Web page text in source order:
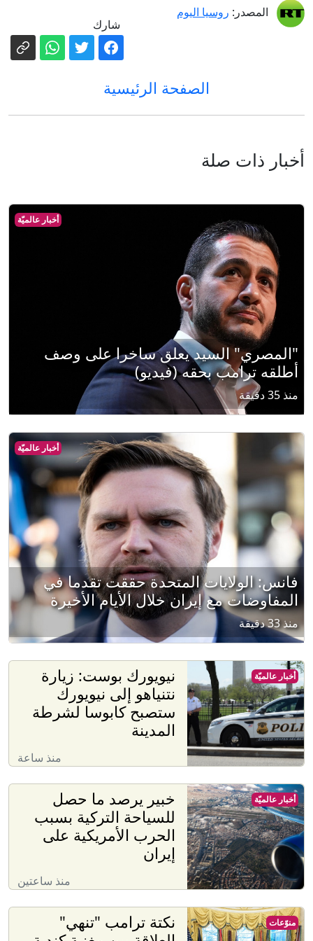
المصدر: روسيا اليوم
شارك
الصفحة الرئيسية
أخبار ذات صلة
أخبار عالميّة
"المصري" السيد يعلق ساخرا على وصف
أطلقه ترامب بحقه (فيديو)
منذ 35 دقيقة
أخبار عالميّة
فانس: الولايات المتحدة حققت تقدما في
المفاوضات مع إيران خلال الأيام الأخيرة
منذ 33 دقيقة
نيويورك بوست: زيارة
نتنياهو إلى نيويورك
ستصبح كابوسا لشرطة
المدينة
منذ ساعة
أخبار عالميّة
خبير يرصد ما حصل
للسياحة التركية بسبب
الحرب الأمريكية على
إيران
منذ ساعتين
أخبار عالميّة
نكتة ترامب "تنهي"
منوّعات